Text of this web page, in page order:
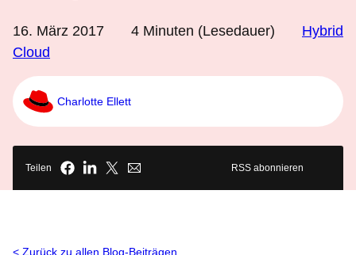
16. März 2017 4 Minuten (Lesedauer)
Hybrid
Cloud
Charlotte Ellett
Teilen RSS abonnieren
Zurück zu allen Blog-Beiträgen